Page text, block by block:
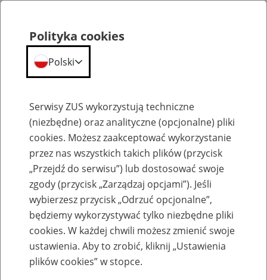
Szkolenia
Zaproś ZUS do siebie - zakładanie profili
eZUS w siedzibie Twojej firmy
Polityka cookies
Polski
Serwisy ZUS wykorzystują techniczne
(niezbędne) oraz analityczne (opcjonalne) pliki
cookies. Możesz zaakceptować wykorzystanie
przez nas wszystkich takich plików (przycisk
„Przejdź do serwisu”) lub dostosować swoje
zgody (przycisk „Zarządzaj opcjami”). Jeśli
wybierzesz przycisk „Odrzuć opcjonalne”,
będziemy wykorzystywać tylko niezbędne pliki
cookies. W każdej chwili możesz zmienić swoje
ustawienia. Aby to zrobić, kliknij „Ustawienia
plików cookies” w stopce.